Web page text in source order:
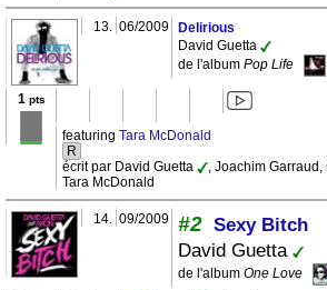
13. 06/2009
Delirious
David Guetta
de l'album Pop Life
1pts
featuring Tara McDonald
R
écrit par David Guetta
, Joachim
Tara McDonald
14. 09/2009 #2 Sexy Bitch
David Guetta
de l'album One Love